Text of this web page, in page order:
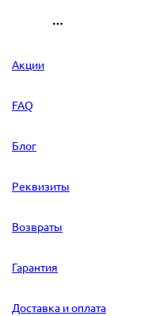
Акции
FAQ
Блог
Реквизиты
Возвраты
Гарантия
Доставка и оплата